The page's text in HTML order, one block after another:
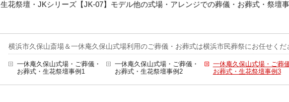
生花祭壇・JKシリーズ【JK-07】モデル他の式場・アレンジでの葬儀・お葬式・祭壇
横浜市久保山斎場＆一休庵久保山式場利用のご葬儀・お葬式は横浜市民葬祭にお任せくだ
一休庵久保山式場・ご葬儀・
お葬式・生花祭壇事例1
一休庵久保山式場・ご葬儀・
お葬式・生花祭壇事例2
一休庵久保山式場・ご葬
お葬式・生花祭壇事例3